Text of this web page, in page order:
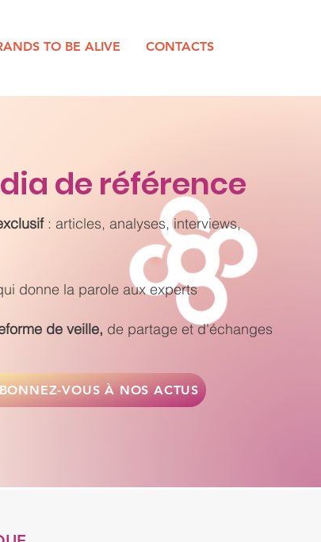
TO BE ALIVE CONTACTS
de référence
: articles, analyses, interviews,
donne la parole aux experts
de veille, de partage et d'échanges
VOUS À NOS ACTUS